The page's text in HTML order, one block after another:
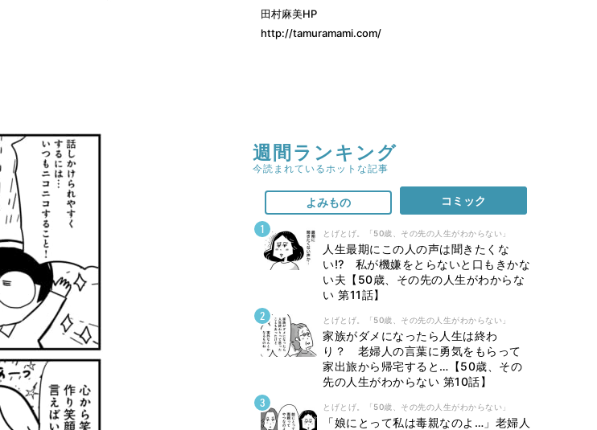
田村麻美HP
http://tamuramami.com/
週間ランキング
今読まれているホットな記事
よみもの コミック
とげとげ。「50歳、その先の人生がわからない」
人生最期にこの人の声は聞きたくな
い⁉ 私が機嫌をとらないと口もきかな
い夫【50歳、その先の人生がわからな
い 第11話】
とげとげ。「50歳、その先の人生がわからない」
家族がダメになったら人生は終わ
り？ 老婦人の言葉に勇気をもらって
家出旅から帰宅すると…【50歳、その
先の人生がわからない 第10話】
とげとげ。「50歳、その先の人生がわからない」
「娘にとって私は毒親なのよ…」老婦人